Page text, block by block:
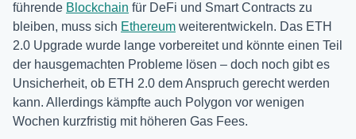
führende Blockchain für DeFi und Smart Contracts zu
bleiben, muss sich Ethereum weiterentwickeln. Das ETH
2.0 Upgrade wurde lange vorbereitet und könnte einen Teil
der hausgemachten Probleme lösen – doch noch gibt es
Unsicherheit, ob ETH 2.0 dem Anspruch gerecht werden
kann. Allerdings kämpfte auch Polygon vor wenigen
Wochen kurzfristig mit höheren Gas Fees.